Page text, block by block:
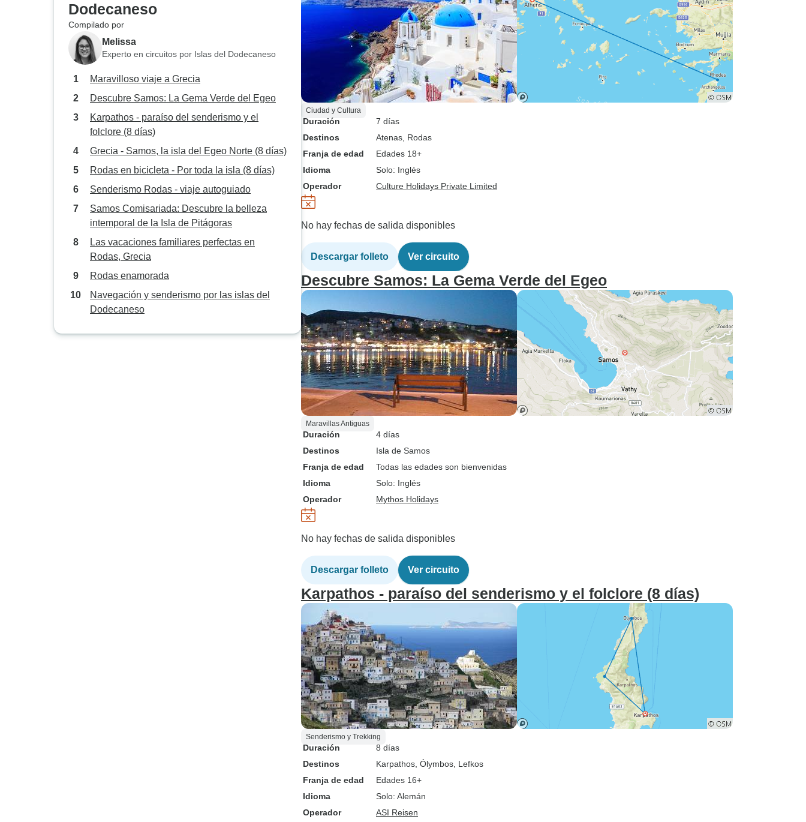
Dodecaneso
Compilado por
Melissa
Experto en circuitos por Islas del Dodecaneso
Maravilloso viaje a Grecia
Descubre Samos: La Gema Verde del Egeo
Karpathos - paraíso del senderismo y el
folclore (8 días)
Grecia - Samos, la isla del Egeo Norte (8 días)
Rodas en bicicleta - Por toda la isla (8 días)
Senderismo Rodas - viaje autoguiado
Samos Comisariada: Descubre la belleza
intemporal de la Isla de Pitágoras
Las vacaciones familiares perfectas en
Rodas, Grecia
Rodas enamorada
Navegación y senderismo por las islas del
Dodecaneso
Ciudad y Cultura
Duración
7 días
Destinos
Atenas , Rodas
Franja de edad
Edades 18+
Idioma
Solo: Inglés
Operador
Culture Holidays Private Limited
No hay fechas de salida disponibles
Descargar folleto Ver circuito
Descubre Samos: La Gema Verde del Egeo
Maravillas Antiguas
Duración
4 días
Destinos
Isla de Samos
Franja de edad
Todas las edades son bienvenidas
Idioma
Solo: Inglés
Operador
Mythos Holidays
No hay fechas de salida disponibles
Descargar folleto Ver circuito
Karpathos - paraíso del senderismo y el folclore (8 días)
Senderismo y Trekking
Duración
8 días
Destinos
Karpathos , Ólymbos , Lefkos
Franja de edad
Edades 16+
Idioma
Solo: Alemán
Operador
ASI Reisen